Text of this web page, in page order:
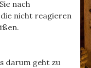
nach
nicht reagieren
darum geht zu